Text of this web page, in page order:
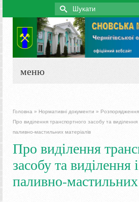
Search
for:
меню
Головна » Нормативні документи » Розпорядження
Про виділення транспортного засобу та виділення
паливно-мастильних матеріалів
Про виділення
засобу та виділення
паливно-мастильних